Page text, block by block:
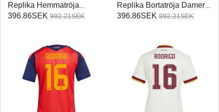
Replika Hemmatröja
Damer VM 2026
396.86SEK 992.21SEK
Replika Bortatröja Damer
VM 2026 Kortärmad
396.86SEK 992.21SEK